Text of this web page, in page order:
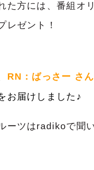
た方には、番組オ
レゼント！
RN：ばっさー さん
お届けしました♪
ーツはradikoで聞